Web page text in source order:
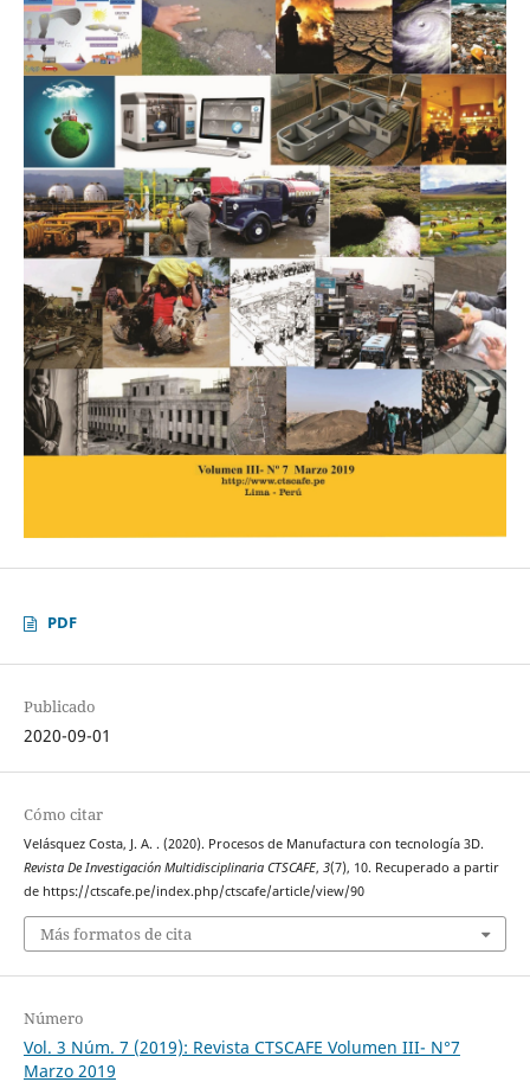
PDF
Publicado
2020-09-01
Cómo citar
Velásquez Costa, J. A. . (2020). Procesos de Manufactura con tecnología 3D.
Revista De Investigación Multidisciplinaria CTSCAFE, 3(7), 10. Recuperado a partir
de https://ctscafe.pe/index.php/ctscafe/article/view/90
Más formatos de cita
Número
Vol. 3 Núm. 7 (2019): Revista CTSCAFE Volumen III- N°7
Marzo 2019